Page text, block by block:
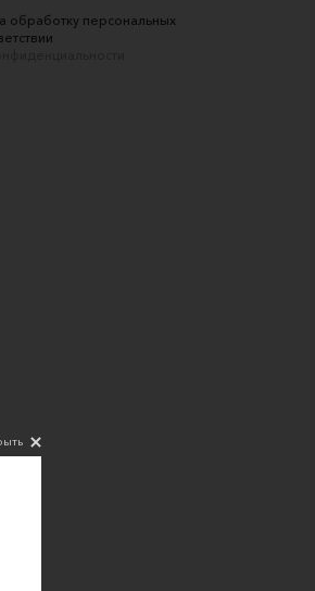
обработку персональных